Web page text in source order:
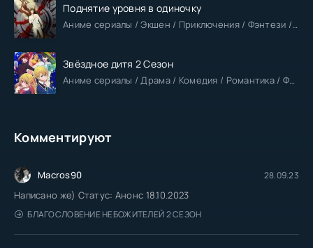
Поднятие уровня в одиночку
Звёздное дитя 2 Сезон
Комментируют
Macros90 28.09.23
Написано же) Статус: Анонс 18.10.2023
БЛАГОСЛОВЕНИЕ НЕБОЖИТЕЛЕЙ 2 СЕЗОН